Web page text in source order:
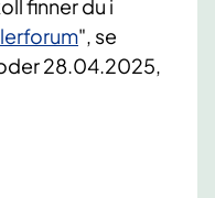
finner du i
", se
28.04.2025,